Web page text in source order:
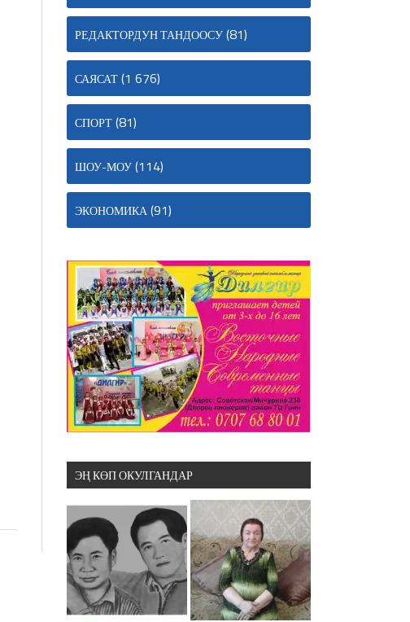
РЕДАКТОРДУН ТАНДООСУ(81)
САЯСАТ(1 676)
СПОРТ(81)
ШОУ-МОУ(114)
ЭКОНОМИКА(91)
ЭҢ КӨП ОКУЛГАНДАР